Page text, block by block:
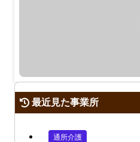
最近見た事業所
通所介護